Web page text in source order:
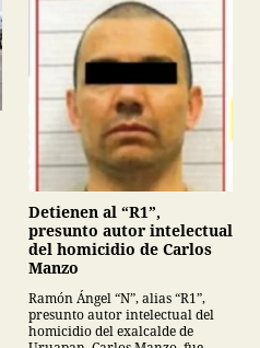
Detienen al “R1”,
presunto autor intelectual
del homicidio de Carlos
Manzo
Ramón Ángel “N”, alias “R1”,
presunto autor intelectual del
homicidio del exalcalde de